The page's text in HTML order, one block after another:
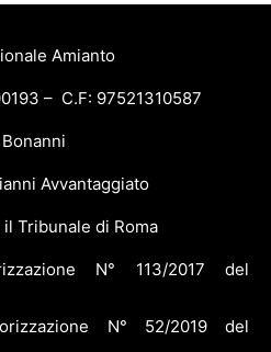
Amianto
– C.F: 97521310587
Avvantaggiato
Tribunale di Roma
N° 113/2017 del
N° 52/2019 del